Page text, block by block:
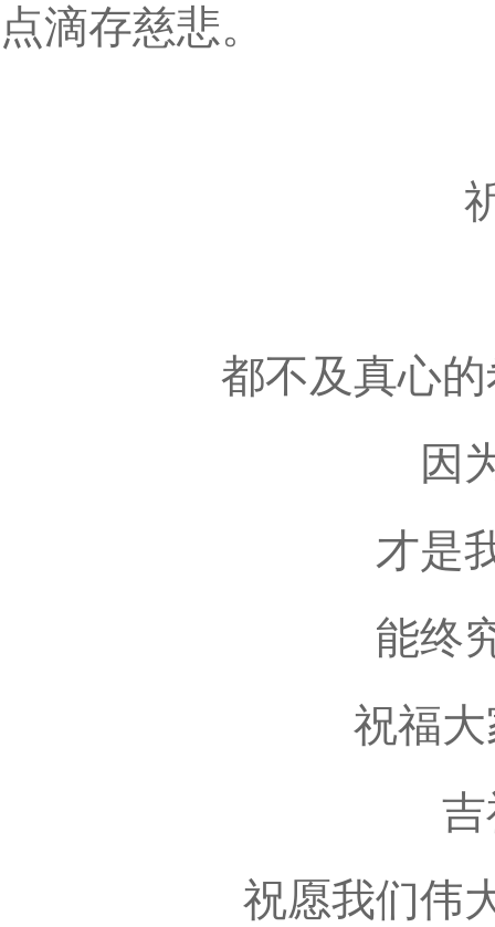
点滴存慈悲。
都不及真心
因
才是
能终
祝福
祝愿我们伟